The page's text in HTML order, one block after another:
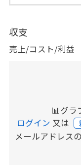
収支
売上/コスト/利益
📊グラ
ログイン 又は
メールアドレス